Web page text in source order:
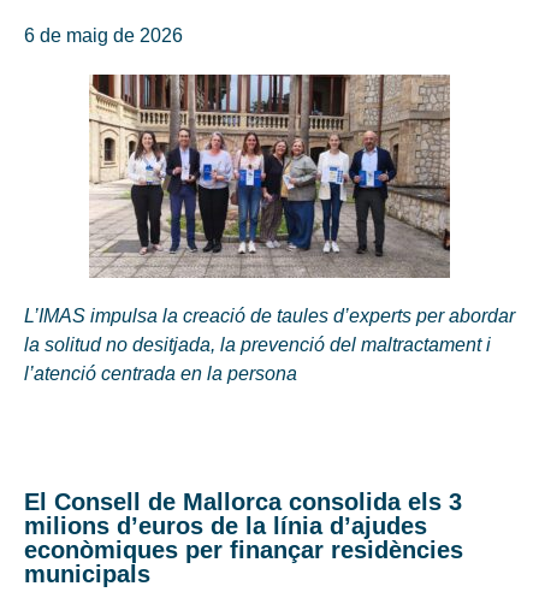
6 de maig de 2026
L’IMAS impulsa la creació de taules d’experts per abordar
la solitud no desitjada, la prevenció del maltractament i
l’atenció centrada en la persona
El Consell de Mallorca consolida els 3
milions d’euros de la línia d’ajudes
econòmiques per finançar residències
municipals